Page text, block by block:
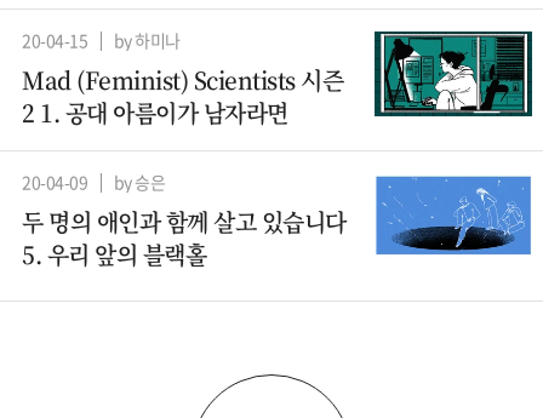
20-04-15 by 하미나
Mad (Feminist) Scientists 시즌
2 1. 공대 아름이가 남자라면
20-04-09 by 승은
두 명의 애인과 함께 살고 있습니다
5. 우리 앞의 블랙홀